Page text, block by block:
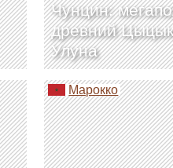
Чунцин:
древний
Улуна
Марокко